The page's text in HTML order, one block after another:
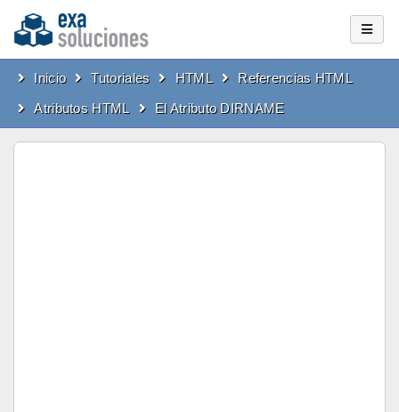
Inicio Tutoriales HTML
Referencias HTML
Atributos HTML
El Atributo DIRNAME